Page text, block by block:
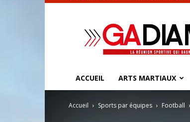
Gadiamb.re
|
Actualités
sportives
ACCUEIL ARTS MARTIAUX
Accueil Sports par équipes Football